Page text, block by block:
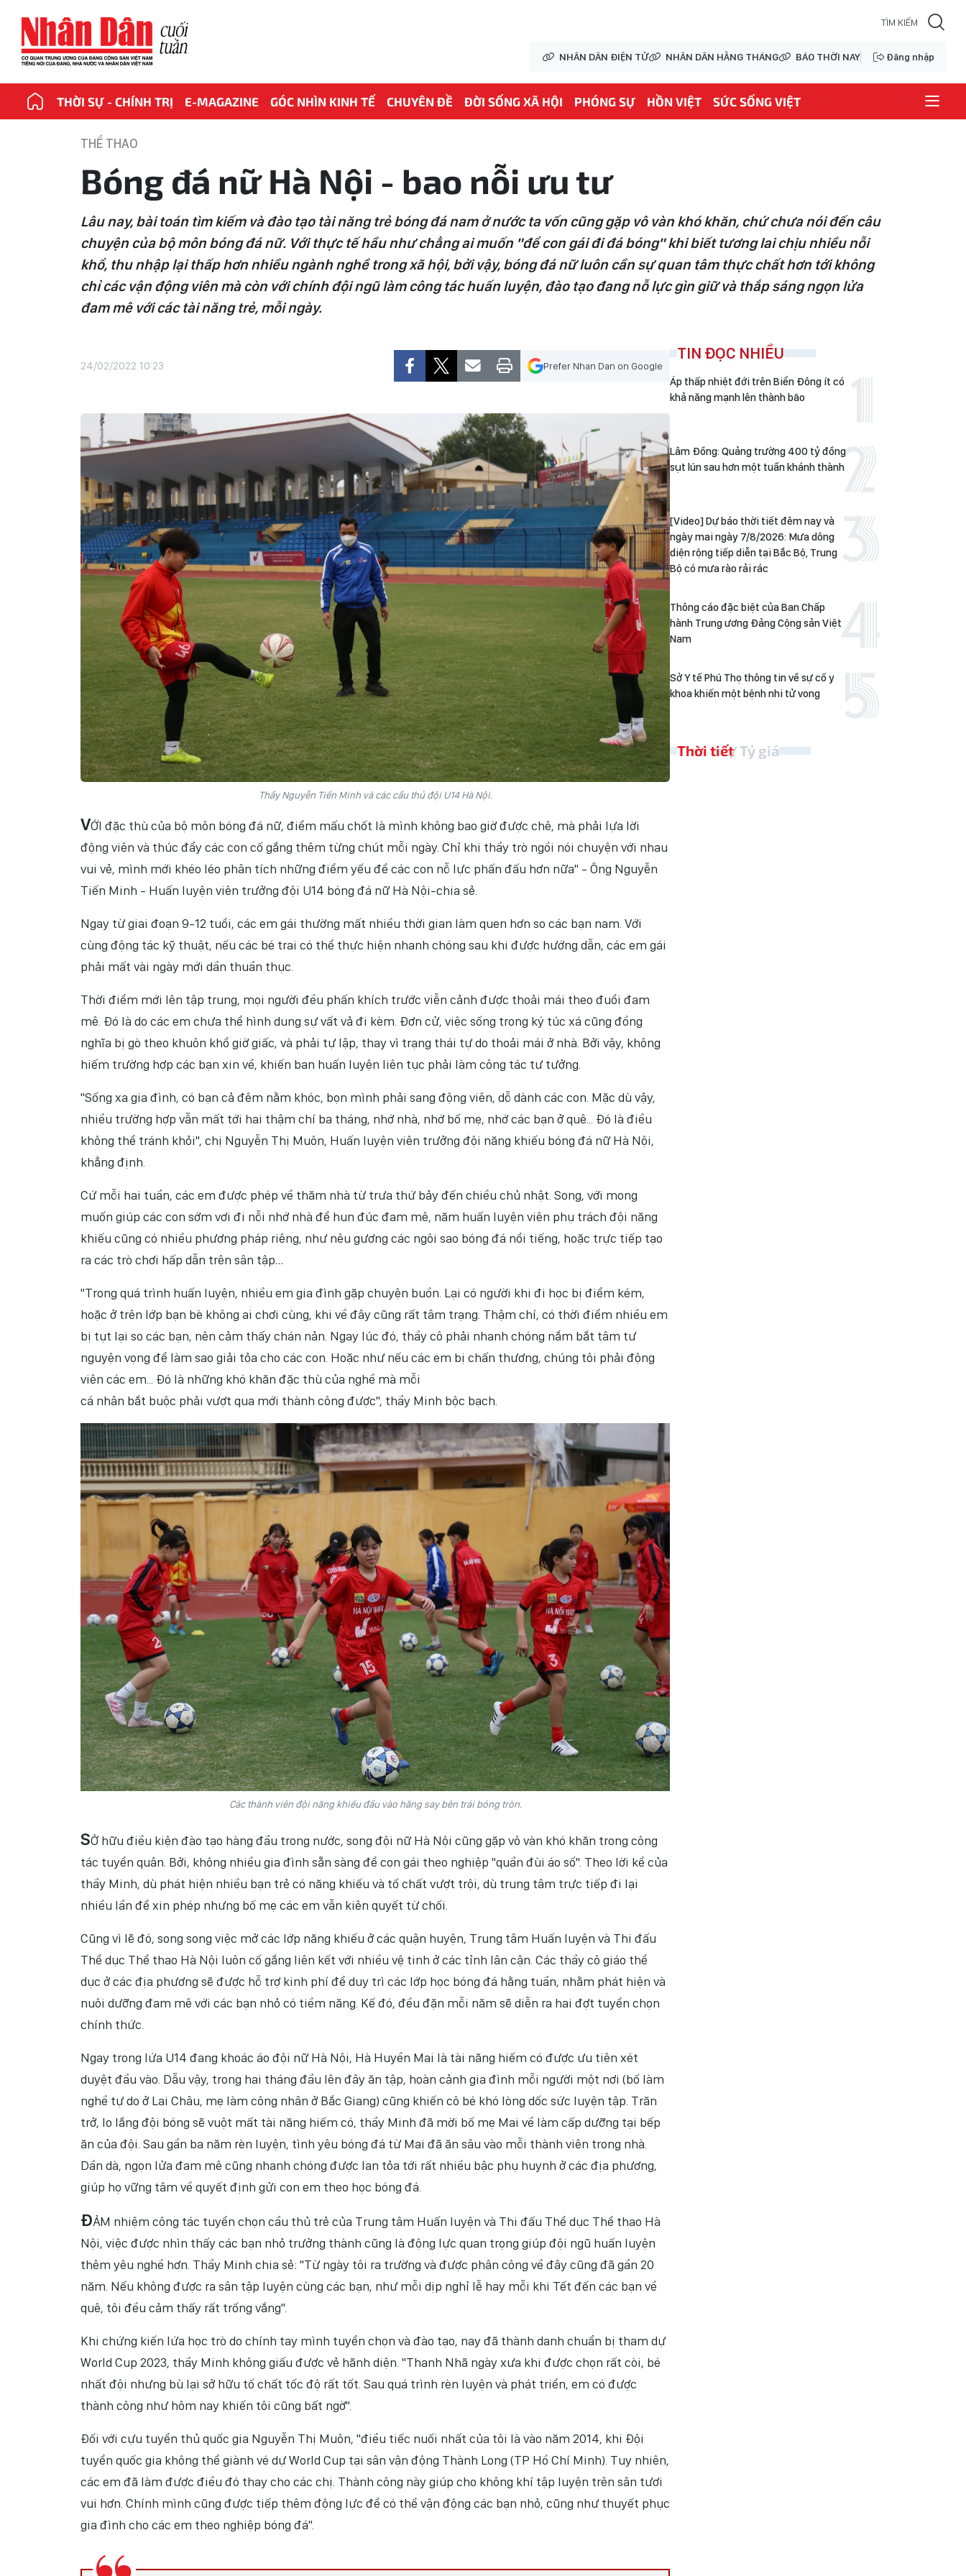
NHÂN DÂN ĐIỆN TỬ NHÂN DÂN HẰNG THÁNG BÁO THỜI NAY Đăng nhập
THỜI SỰ - CHÍNH TRỊ E-MAGAZINE GÓC NHÌN KINH TẾ CHUYÊN ĐỀ ĐỜI SỐNG XÃ HỘI PHÓNG SỰ HỒN VIỆT SỨC SỐNG VIỆT
THỂ THAO
Bóng đá nữ Hà Nội - bao nỗi ưu tư
Lâu nay, bài toán tìm kiếm và đào tạo tài năng trẻ bóng đá nam ở nước ta vốn cũng gặp vô vàn khó khăn, chứ chưa nói đến câu
chuyện của bộ môn bóng đá nữ. Với thực tế hầu như chẳng ai muốn "để con gái đi đá bóng" khi biết tương lai chịu nhiều nỗi
khổ, thu nhập lại thấp hơn nhiều ngành nghề trong xã hội, bởi vậy, bóng đá nữ luôn cần sự quan tâm thực chất hơn tới không
chỉ các vận động viên mà còn với chính đội ngũ làm công tác huấn luyện, đào tạo đang nỗ lực gìn giữ và thắp sáng ngọn lửa
đam mê với các tài năng trẻ, mỗi ngày.
24/02/2022 10:23 Prefer Nhan Dan on Google
Thầy Nguyễn Tiến Minh và các cầu thủ đội U14 Hà Nội.
VỚI đặc thù của bộ môn bóng đá nữ, điểm mấu chốt là mình không bao giờ được chê, mà phải lựa lời
động viên và thúc đẩy các con cố gắng thêm từng chút mỗi ngày. Chỉ khi thầy trò ngồi nói chuyện với nhau
vui vẻ, mình mới khéo léo phân tích những điểm yếu để các con nỗ lực phấn đấu hơn nữa" - Ông Nguyễn
Tiến Minh - Huấn luyện viên trưởng đội U14 bóng đá nữ Hà Nội-chia sẻ.
Ngay từ giai đoạn 9-12 tuổi, các em gái thường mất nhiều thời gian làm quen hơn so các bạn nam. Với
cùng động tác kỹ thuật, nếu các bé trai có thể thực hiện nhanh chóng sau khi được hướng dẫn, các em gái
phải mất vài ngày mới dần thuần thục.
Thời điểm mới lên tập trung, mọi người đều phấn khích trước viễn cảnh được thoải mái theo đuổi đam
mê. Đó là do các em chưa thể hình dung sự vất vả đi kèm. Đơn cử, việc sống trong ký túc xá cũng đồng
nghĩa bị gò theo khuôn khổ giờ giấc, và phải tự lập, thay vì trạng thái tự do thoải mái ở nhà. Bởi vậy, không
hiếm trường hợp các bạn xin về, khiến ban huấn luyện liên tục phải làm công tác tư tưởng.
"Sống xa gia đình, có bạn cả đêm nằm khóc, bọn mình phải sang động viên, dỗ dành các con. Mặc dù vậy,
nhiều trường hợp vẫn mất tới hai thậm chí ba tháng, nhớ nhà, nhớ bố mẹ, nhớ các bạn ở quê... Đó là điều
không thể tránh khỏi", chị Nguyễn Thị Muôn, Huấn luyện viên trưởng đội năng khiếu bóng đá nữ Hà Nội,
khẳng định.
Cứ mỗi hai tuần, các em được phép về thăm nhà từ trưa thứ bảy đến chiều chủ nhật. Song, với mong
muốn giúp các con sớm vơi đi nỗi nhớ nhà để hun đúc đam mê, năm huấn luyện viên phụ trách đội năng
khiếu cũng có nhiều phương pháp riêng, như nêu gương các ngôi sao bóng đá nổi tiếng, hoặc trực tiếp tạo
ra các trò chơi hấp dẫn trên sân tập…
"Trong quá trình huấn luyện, nhiều em gia đình gặp chuyện buồn. Lại có người khi đi học bị điểm kém,
hoặc ở trên lớp bạn bè không ai chơi cùng, khi về đây cũng rất tâm trạng. Thậm chí, có thời điểm nhiều em
bị tụt lại so các bạn, nên cảm thấy chán nản. Ngay lúc đó, thầy cô phải nhanh chóng nắm bắt tâm tư
nguyện vọng để làm sao giải tỏa cho các con. Hoặc như nếu các em bị chấn thương, chúng tôi phải động
viên các em... Đó là những khó khăn đặc thù của nghề mà mỗi
cá nhân bắt buộc phải vượt qua mới thành công được", thầy Minh bộc bạch.
Các thành viên đội năng khiếu đầu vào hăng say bên trái bóng tròn.
SỞ hữu điều kiện đào tạo hàng đầu trong nước, song đội nữ Hà Nội cũng gặp vô vàn khó khăn trong công
tác tuyển quân. Bởi, không nhiều gia đình sẵn sàng để con gái theo nghiệp "quần đùi áo số". Theo lời kể của
thầy Minh, dù phát hiện nhiều bạn trẻ có năng khiếu và tố chất vượt trội, dù trung tâm trực tiếp đi lại
nhiều lần để xin phép nhưng bố mẹ các em vẫn kiên quyết từ chối.
Cũng vì lẽ đó, song song việc mở các lớp năng khiếu ở các quận huyện, Trung tâm Huấn luyện và Thi đấu
Thể dục Thể thao Hà Nội luôn cố gắng liên kết với nhiều vệ tinh ở các tỉnh lân cận. Các thầy cô giáo thể
dục ở các địa phương sẽ được hỗ trợ kinh phí để duy trì các lớp học bóng đá hằng tuần, nhằm phát hiện và
nuôi dưỡng đam mê với các bạn nhỏ có tiềm năng. Kế đó, đều đặn mỗi năm sẽ diễn ra hai đợt tuyển chọn
chính thức.
Ngay trong lứa U14 đang khoác áo đội nữ Hà Nội, Hà Huyền Mai là tài năng hiếm có được ưu tiên xét
duyệt đầu vào. Dẫu vậy, trong hai tháng đầu lên đây ăn tập, hoàn cảnh gia đình mỗi người một nơi (bố làm
nghề tự do ở Lai Châu, mẹ làm công nhân ở Bắc Giang) cũng khiến cô bé khó lòng dốc sức luyện tập. Trăn
trở, lo lắng đội bóng sẽ vuột mất tài năng hiếm có, thầy Minh đã mời bố mẹ Mai về làm cấp dưỡng tại bếp
ăn của đội. Sau gần ba năm rèn luyện, tình yêu bóng đá từ Mai đã ăn sâu vào mỗi thành viên trong nhà.
Dần dà, ngọn lửa đam mê cũng nhanh chóng được lan tỏa tới rất nhiều bậc phụ huynh ở các địa phương,
giúp họ vững tâm về quyết định gửi con em theo học bóng đá.
ĐẢM nhiệm công tác tuyển chọn cầu thủ trẻ của Trung tâm Huấn luyện và Thi đấu Thể dục Thể thao Hà
Nội, việc được nhìn thấy các bạn nhỏ trưởng thành cũng là động lực quan trọng giúp đội ngũ huấn luyện
thêm yêu nghề hơn. Thầy Minh chia sẻ: "Từ ngày tôi ra trường và được phân công về đây cũng đã gần 20
năm. Nếu không được ra sân tập luyện cùng các bạn, như mỗi dịp nghỉ lễ hay mỗi khi Tết đến các bạn về
quê, tôi đều cảm thấy rất trống vắng".
Khi chứng kiến lứa học trò do chính tay mình tuyển chọn và đào tạo, nay đã thành danh chuẩn bị tham dự
World Cup 2023, thầy Minh không giấu được vẻ hãnh diện. "Thanh Nhã ngày xưa khi được chọn rất còi, bé
nhất đội nhưng bù lại sở hữu tố chất tốc độ rất tốt. Sau quá trình rèn luyện và phát triển, em có được
thành công như hôm nay khiến tôi cũng bất ngờ".
Đối với cựu tuyển thủ quốc gia Nguyễn Thị Muôn, "điều tiếc nuối nhất của tôi là vào năm 2014, khi Đội
tuyển quốc gia không thể giành vé dự World Cup tại sân vận động Thành Long (TP Hồ Chí Minh). Tuy nhiên,
các em đã làm được điều đó thay cho các chị. Thành công này giúp cho không khí tập luyện trên sân tươi
vui hơn. Chính mình cũng được tiếp thêm động lực để có thể vận động các bạn nhỏ, cũng như thuyết phục
gia đình cho các em theo nghiệp bóng đá".
TIN ĐỌC NHIỀU
Áp thấp nhiệt đới trên Biển Đông ít có
khả năng mạnh lên thành bão
Lâm Đồng: Quảng trường 400 tỷ đồng
sụt lún sau hơn một tuần khánh thành
[Video] Dự báo thời tiết đêm nay và
ngày mai ngày 7/8/2026: Mưa dông
diện rộng tiếp diễn tại Bắc Bộ, Trung
Bộ có mưa rào rải rác
Thông cáo đặc biệt của Ban Chấp
hành Trung ương Đảng Cộng sản Việt
Nam
Sở Y tế Phú Thọ thông tin về sự cố y
khoa khiến một bệnh nhi tử vong
Thời tiết Tỷ giá